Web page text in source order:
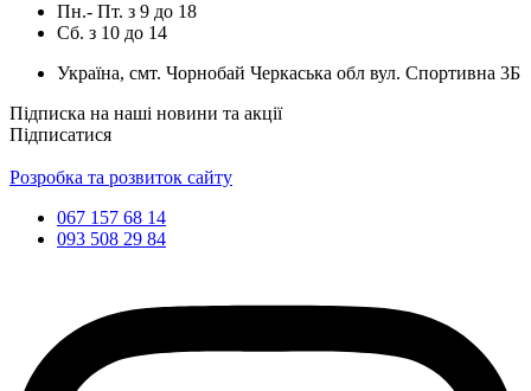
Пн.- Пт. з 9 до 18
Сб. з 10 до 14
Україна, смт. Чорнобай Черкаська обл вул. Спортивна 3Б
Підписка на наші новини та акції
Підписатися
Розробка та розвиток сайту
067 157 68 14
093 508 29 84